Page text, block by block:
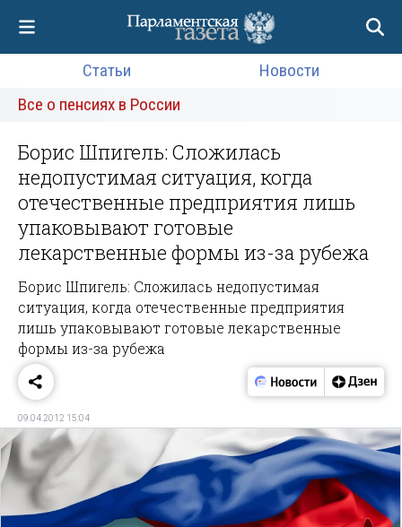
Статьи
Новости
Все о пенсиях в России
Борис Шпигель: Сложилась
недопустимая ситуация, когда
отечественные предприятия лишь
упаковывают готовые
лекарственные формы из-за рубежа
Борис Шпигель: Сложилась недопустимая
ситуация, когда отечественные предприятия
лишь упаковывают готовые лекарственные
формы из-за рубежа
09.04.2012 15:04